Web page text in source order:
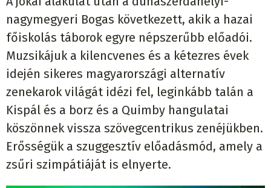
nagymegyeri Bogas következett, akik a hazai
főiskolás táborok egyre népszerűbb előadói.
Muzsikájuk a kilencvenes és a kétezres évek
idején sikeres magyarországi alternatív
zenekarok világát idézi fel, leginkább talán a
Kispál és a borz és a Quimby hangulatai
köszönnek vissza szövegcentrikus zenéjükben.
Erősségük a szuggesztív előadásmód, amely a
zsűri szimpátiáját is elnyerte.